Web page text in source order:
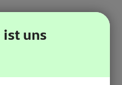
uns